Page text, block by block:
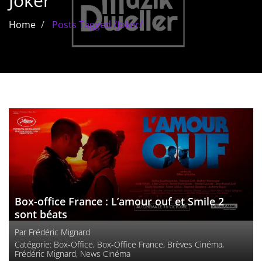
Les films par
interdits
Les Dossiers
Les disparus
Les acteurs
Les actrices
Les réalisateurs
Home Posts Tagged/Joker/
Box-office France : L’amour ouf et Smile 2
sont béats
Par Frédéric Mignard
Catégorie: Box-Office, Box-Office France, Brèves Cinéma,
Frédéric Mignard, News Cinéma